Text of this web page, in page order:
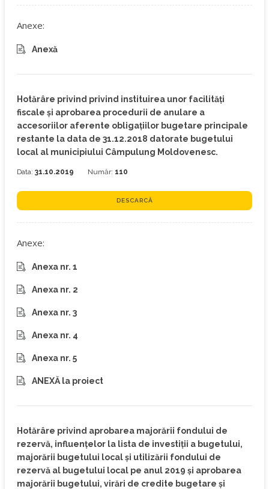
Anexe:
Anexă
Hotărâre privind privind instituirea unor facilităţi
fiscale şi aprobarea procedurii de anulare a
accesoriilor aferente obligaţiilor bugetare principale
restante la data de 31.12.2018 datorate bugetului
local al municipiului Câmpulung Moldovenesc.
Data: 31.10.2019 Număr: 110
DESCARCĂ
Anexe:
Anexa nr. 1
Anexa nr. 2
Anexa nr. 3
Anexa nr. 4
Anexa nr. 5
ANEXĂ la proiect
Hotărâre privind aprobarea majorării fondului de
rezervă, influențelor la lista de investiții a bugetului,
majorării bugetului local și utilizării fondului de
rezervă al bugetului local pe anul 2019 și aprobarea
majorării bugetului, virări de credite bugetare și